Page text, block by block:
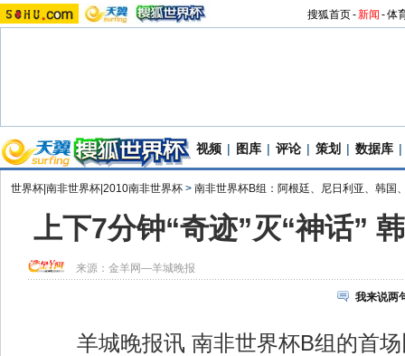
搜狐首页-新闻 -体
视频 | 图库 | 评论 | 策划 | 数据库 |
世界杯|南非世界杯|2010南非世界杯 > 南非世界杯B组：阿根廷、尼日利亚、韩国
上下7分钟“奇迹”灭“神话”
来源： 金羊网—羊城晚报
我来说两
羊城晚报讯 南非世界杯B组的首场